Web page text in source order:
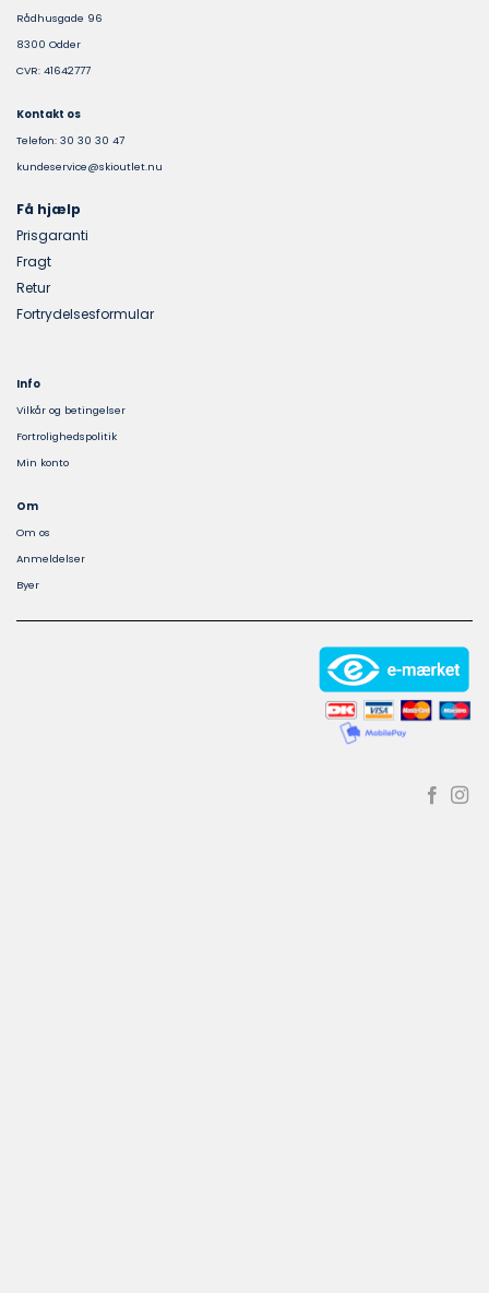
Rådhusgade 96
8300 Odder
CVR: 41642777
Kontakt os
Telefon: 30 30 30 47
kundeservice@skioutlet.nu
Få hjælp
Prisgaranti
Fragt
Retur
Fortrydelsesformular
Info
Vilkår og betingelser
Fortrolighedspolitik
Min konto
Om
Om os
Anmeldelser
Byer